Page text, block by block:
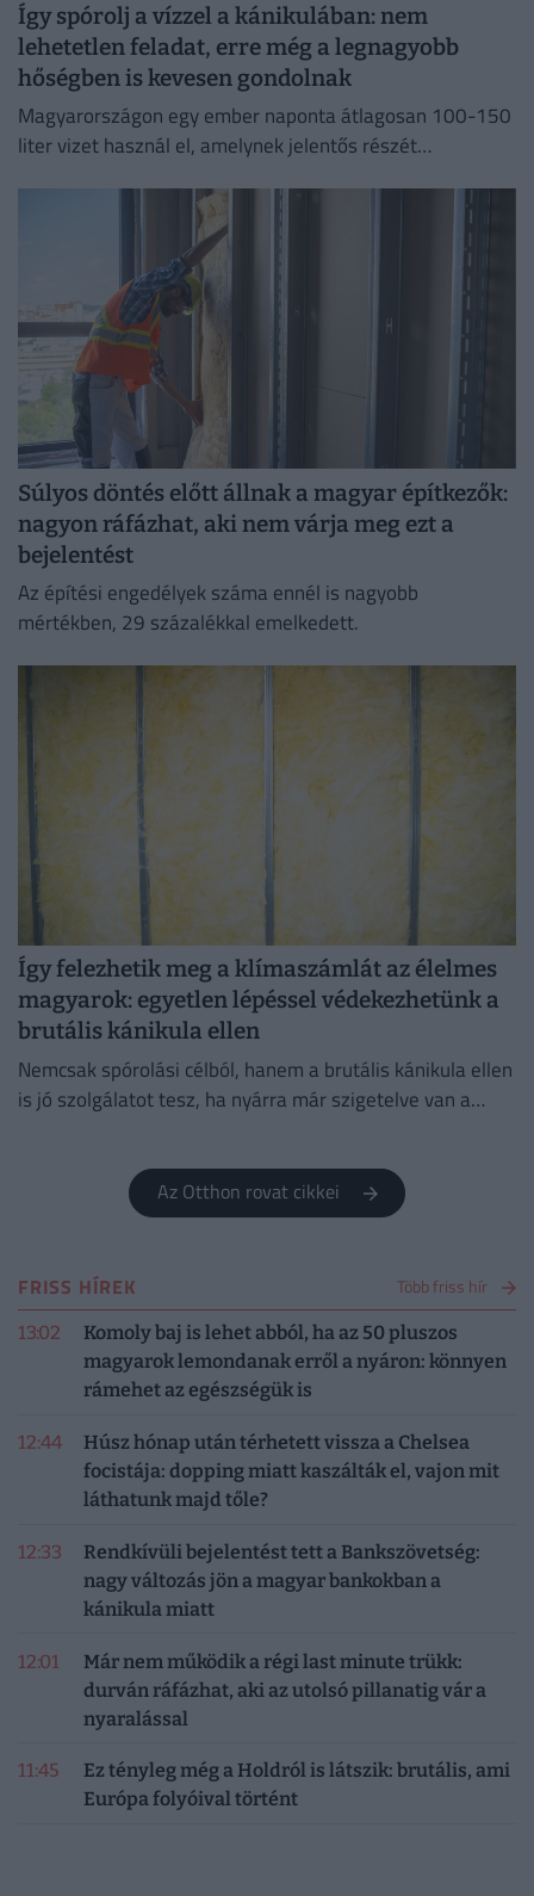
Így spórolj a vízzel a kánikulában: nem
lehetetlen feladat, erre még a legnagyobb
hőségben is kevesen gondolnak
Magyarországon egy ember naponta átlagosan 100-150
liter vizet használ el, amelynek jelentős részét
Súlyos döntés előtt állnak a magyar építkezők:
nagyon ráfázhat, aki nem várja meg ezt a
bejelentést
Az építési engedélyek száma ennél is nagyobb
mértékben, 29 százalékkal emelkedett.
Így felezhetik meg a klímaszámlát az élelmes
magyarok: egyetlen lépéssel védekezhetünk a
brutális kánikula ellen
Nemcsak spórolási célból, hanem a brutális kánikula ellen
is jó szolgálatot tesz, ha nyárra már szigetelve van a
Az Otthon rovat cikkei
FRISS HÍREK Több friss hír
13:02
Komoly baj is lehet abból, ha az 50 pluszos
magyarok lemondanak erről a nyáron: könnyen
rámehet az egészségük is
12:44
Húsz hónap után térhetett vissza a Chelsea
focistája: dopping miatt kaszálták el, vajon mit
láthatunk majd tőle?
12:33
Rendkívüli bejelentést tett a Bankszövetség:
nagy változás jön a magyar bankokban a
kánikula miatt
12:01
Már nem működik a régi last minute trükk:
durván ráfázhat, aki az utolsó pillanatig vár a
nyaralással
11:45
Ez tényleg még a Holdról is látszik: brutális, ami
Európa folyóival történt